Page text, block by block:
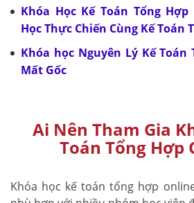
Khóa Học Kế Toán Tổng
Học Thực Chiến Cùng Kế Toán
Khóa học Nguyên Lý Kế Toán
Mất Gốc
Ai Nên Tham Gia
Toán Tổng Hợp
Khóa học kế toán tổng hợp